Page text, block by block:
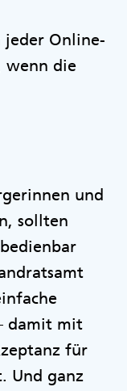
Online-
wenn die
und
sollten
damit mit
für
Und ganz